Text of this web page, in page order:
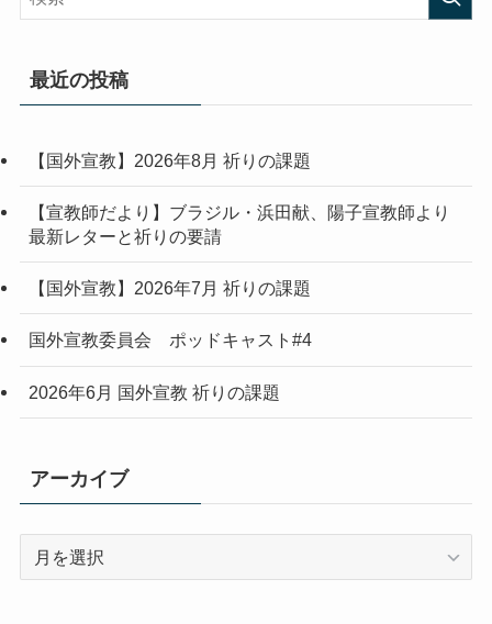
最近の投稿
【国外宣教】2026年8月 祈りの課題
【宣教師だより】ブラジル・浜田献、陽子宣教師より
最新レターと祈りの要請
【国外宣教】2026年7月 祈りの課題
国外宣教委員会 ポッドキャスト#4
2026年6月 国外宣教 祈りの課題
アーカイブ